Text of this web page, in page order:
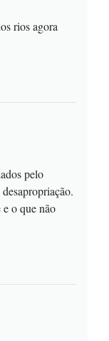
rios agora
pelo
o que não